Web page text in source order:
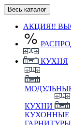
Весь каталог
АКЦИЯ!!
КУХНЯ
КУХНИ
КУХОННЫЕ